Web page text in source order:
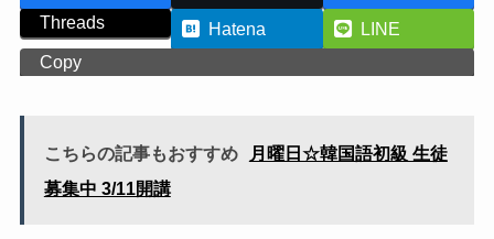
Threads
Hatena
LINE
Copy
こちらの記事もおすすめ
月曜日☆韓国語初級 生徒
募集中 3/11開講